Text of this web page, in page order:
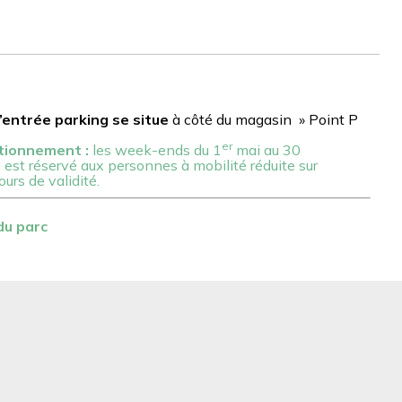
parking se situe à côté du magasin » Point P
: les week-ends du 1 ermai au 30
est réservé aux personnes à mobilité réduite sur
de validité.
parc